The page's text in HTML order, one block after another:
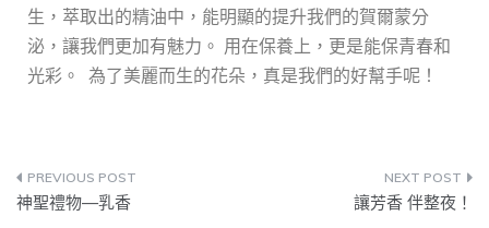
生，萃取出的精油中，能明顯的提升我們的賀爾蒙分
泌，讓我們更加有魅力。 用在保養上，更是能保青春和
光彩。
為了美麗而生的花朵，真是我們的好幫手呢！
神聖禮物—乳香 讓芳香 伴整夜！